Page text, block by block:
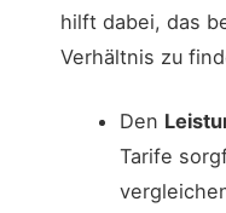
hilft dabei, das
Verhältnis zu
Den
Tarife